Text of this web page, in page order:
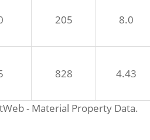
205 8.0
828 4.43
- Material Property Data.